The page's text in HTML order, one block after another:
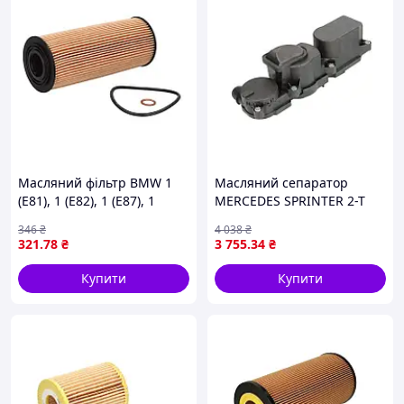
Масляний фільтр BMW 1
(E81), 1 (E82), 1 (E87), 1
(E92), 3 (E93), 5 (E60), 5
(E61), 5 (F10), 5 (F11), 7
321.78 ₴
346₴
Купити
Масляний сепаратор
MERCEDES SPRINTER 2-T
(B903), SPRINTER 4-T (B904),
SPRINTER 5-T (B905), VIANO
3 755.34 ₴
4 038₴
Купити